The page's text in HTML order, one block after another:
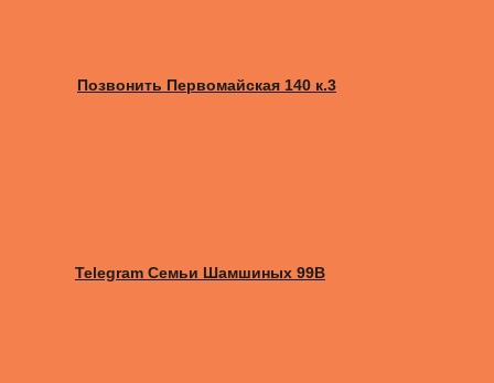
Позвонить Первомайская 140 к.3
Telegram Семьи Шамшиных 99В